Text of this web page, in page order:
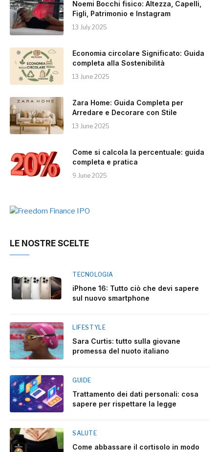
Noemi Bocchi fisico: Altezza, Capelli,
Figli, Patrimonio e Instagram
13 July 2025
Economia circolare Significato: Guida
completa alla Sostenibilità
13 June 2025
Zara Home: Guida Completa per
Arredare e Decorare con Stile
13 June 2025
Come si calcola la percentuale: guida
completa e pratica
9 June 2025
LE NOSTRE SCELTE
TECNOLOGIA
iPhone 16: Tutto ciò che devi sapere
sul nuovo smartphone
LIFESTYLE
Sara Curtis: tutto sulla giovane
promessa del nuoto italiano
GUIDE
Trattamento dei dati personali: cosa
sapere per rispettare la legge
SALUTE
Come abbassare il cortisolo in modo